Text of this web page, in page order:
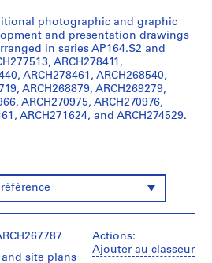
photographic and graphic
and presentation drawings
in series AP164.S2 and
ARCH278411,
ARCH278461, ARCH268540,
ARCH268879, ARCH269279,
ARCH270975, ARCH270976,
ARCH271624, and ARCH274529.
Actions:
Ajouter au classeur
site plans